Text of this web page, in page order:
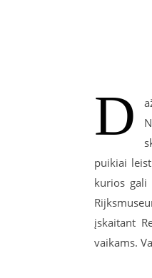
D
puikiai
kurios gali
įskaitant
vaikams.